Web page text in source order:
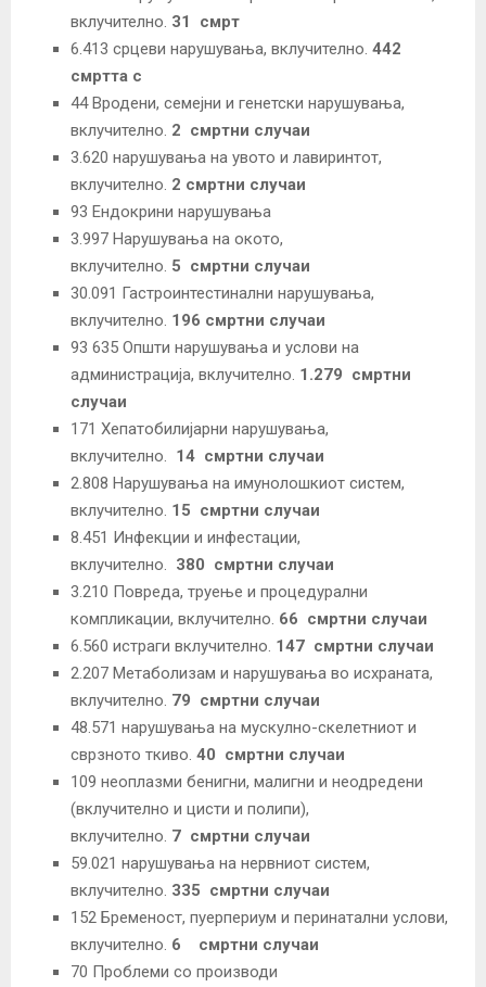
вклучително. 31 смрт
6.413 срцеви нарушувања, вклучително. 442
смртта с
44 Вродени, семејни и генетски нарушувања,
вклучително. 2 смртни случаи
3.620 нарушувања на увото и лавиринтот,
вклучително. 2 смртни случаи
93 Ендокрини нарушувања
3.997 Нарушувања на окото,
вклучително. 5 смртни случаи
30.091 Гастроинтестинални нарушувања,
вклучително. 196 смртни случаи
93 635 Општи нарушувања и услови на
администрација, вклучително. 1.279 смртни
случаи
171 Хепатобилијарни нарушувања,
вклучително. 14 смртни случаи
2.808 Нарушувања на имунолошкиот систем,
вклучително. 15 смртни случаи
8.451 Инфекции и инфестации,
вклучително. 380 смртни случаи
3.210 Повреда, труење и процедурални
компликации, вклучително. 66 смртни случаи
6.560 истраги вклучително. 147 смртни случаи
2.207 Метаболизам и нарушувања во исхраната,
вклучително. 79 смртни случаи
48.571 нарушувања на мускулно-скелетниот и
сврзното ткиво. 40 смртни случаи
109 неоплазми бенигни, малигни и неодредени
(вклучително и цисти и полипи),
вклучително. 7 смртни случаи
59.021 нарушувања на нервниот систем,
вклучително. 335 смртни случаи
152 Бременост, пуерпериум и перинатални услови,
вклучително. 6
смртни случаи
70 Проблеми со производи